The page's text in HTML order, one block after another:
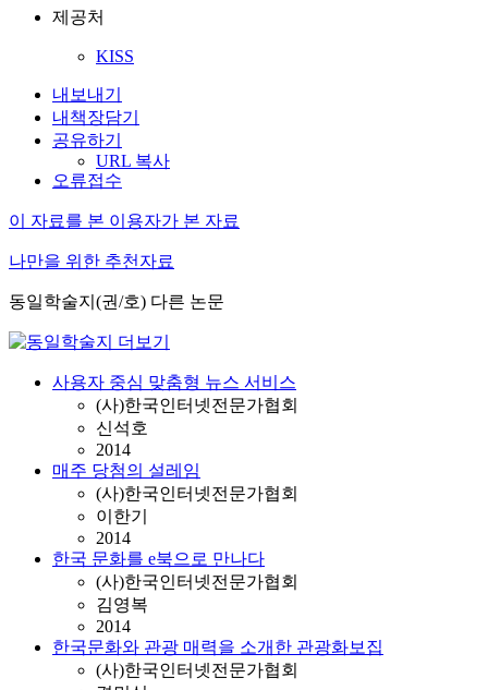
제공처
KISS
내보내기
내책장담기
공유하기
URL 복사
오류접수
이 자료를 본 이용자가 본 자료
나만을 위한 추천자료
동일학술지(권/호) 다른 논문
사용자 중심 맞춤형 뉴스 서비스
(사)한국인터넷전문가협회
신석호
2014
매주 당첨의 설레임
(사)한국인터넷전문가협회
이한기
2014
한국 문화를 e북으로 만나다
(사)한국인터넷전문가협회
김영복
2014
한국문화와 관광 매력을 소개한 관광화보집
(사)한국인터넷전문가협회